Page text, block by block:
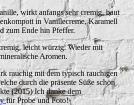
wirkt anfangs sehr cremig, baut
in Vanillecreme, Karamell
zum Ende hin Pfeffer.
leicht würzig. Wieder mit
Aromen.
rauchig mit dem typisch rauchigen
durch die präsente Süße schön
(2015) Ich danke dem
für Probe und Foto!